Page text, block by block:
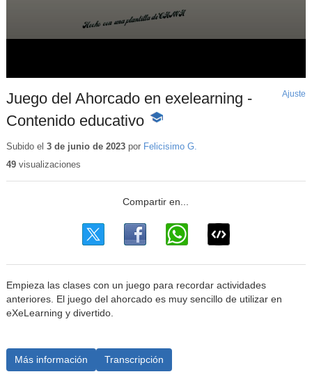
Juego del Ahorcado en exelearning -
Contenido educativo -
educativo
Ajuste
Subido el 3 de junio de 2023por Felicisimo G.
49visualizaciones
Empieza las clases con un juego para recordar actividades
anteriores. El juego del ahorcado es muy sencillo de utilizar en
eXeLearning y divertido.
Más información Transcripción